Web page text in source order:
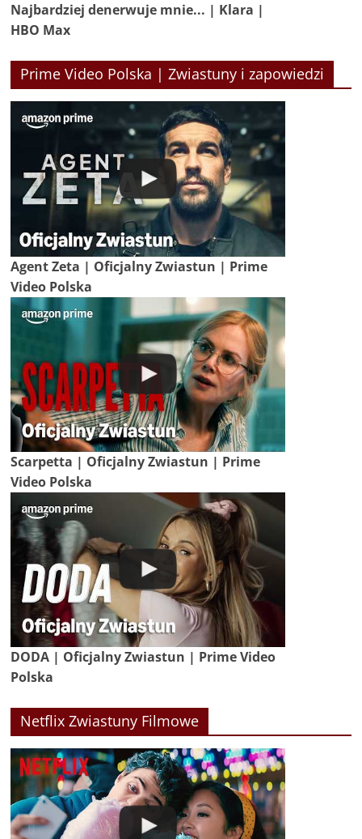
Najbardziej denerwuje mnie... | Klara |
HBO Max
Prime Video Polska | Zwiastuny i zapowiedzi
Agent Zeta | Oficjalny Zwiastun | Prime
Video Polska
Scarpetta | Oficjalny Zwiastun | Prime
Video Polska
DODA | Oficjalny Zwiastun | Prime Video
Polska
Netflix Zwiastuny Filmowe